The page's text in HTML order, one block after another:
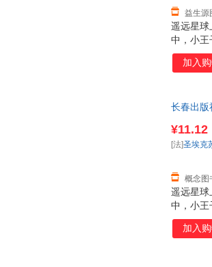
遥远星球
中，小王
家，ZUI
只奇怪
益生源
加入
长春出版
换】
遥远星球
中，小王
家，ZUI
只奇怪
¥11.12
概念图
[法]圣埃克
加入